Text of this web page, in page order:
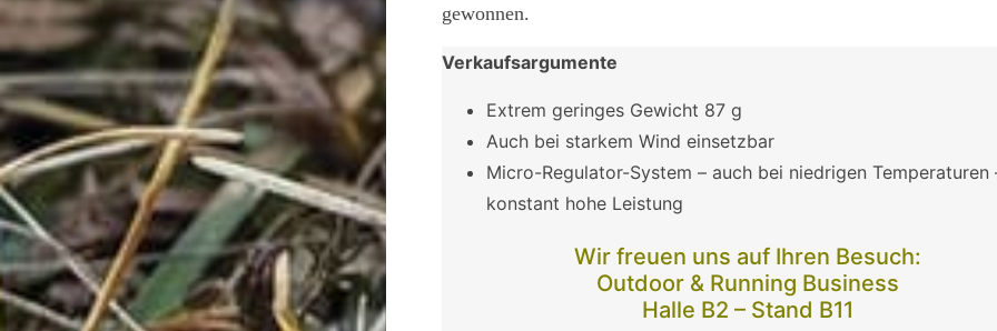
gewonnen.
Verkaufsargumente
Extrem geringes Gewicht 87 g
Auch bei starkem Wind einsetzbar
Micro-Regulator-System – auch bei niedrigen Temperaturen
konstant hohe Leistung
Wir freuen uns auf Ihren Besuch:
Outdoor & Running Business
Halle B2 – Stand B11